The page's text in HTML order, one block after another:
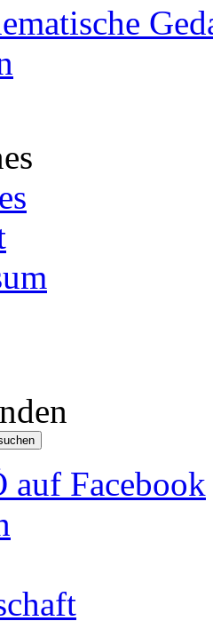
auf Facebook